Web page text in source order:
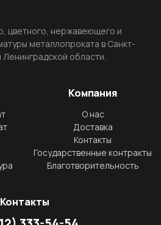
цветного, нержавеющего и
металлопроката в Санкт-
области.
Компания
О нас
Доставка
Контакты
Государственные контракты
Благотворительность
Контакты